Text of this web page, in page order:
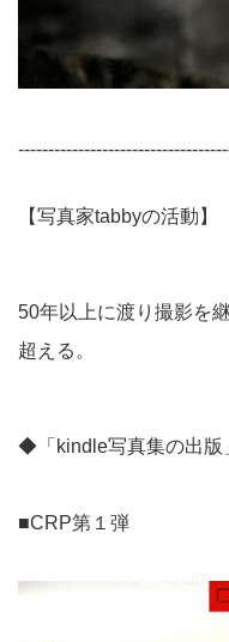
【写真家tabbyの活動】
50年以上に渡り撮影を
超える。
◆「kindle写真集の出版
■CRP第１弾